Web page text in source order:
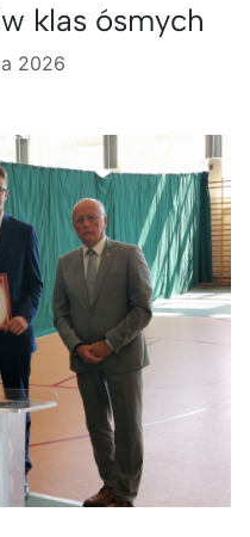
klas ósmych
2026